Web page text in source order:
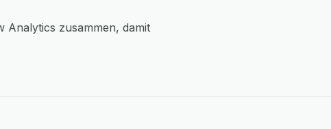
Analytics zusammen, damit